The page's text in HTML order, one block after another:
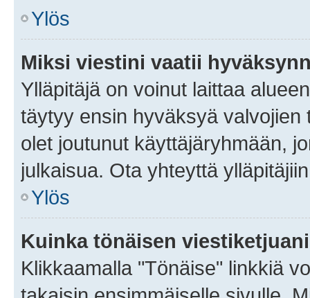
Ylös
Miksi viestini vaatii
Ylläpitäjä on voinut laittaa
täytyy ensin hyväksyä
olet joutunut käyttäjäryhmään,
julkaisua. Ota yhteyttä
Ylös
Kuinka tönäisen
Klikkaamalla "Tönäise" linkkiä